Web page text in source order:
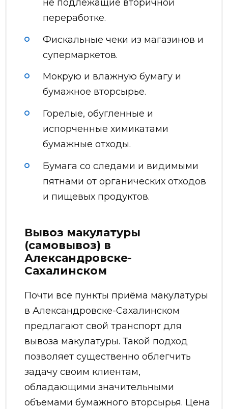
не подлежащие вторичной
переработке.
Фискальные чеки из магазинов и
супермаркетов.
Мокрую и влажную бумагу и
бумажное вторсырье.
Горелые, обугленные и
испорченные химикатами
бумажные отходы.
Бумага со следами и видимыми
пятнами от органических отходов
и пищевых продуктов.
Вывоз макулатуры
(самовывоз) в
Александровске-
Сахалинском
Почти все пункты приёма макулатуры
в Александровске-Сахалинском
предлагают свой транспорт для
вывоза макулатуры. Такой подход
позволяет существенно облегчить
задачу своим клиентам,
обладающими значительными
объемами бумажного вторсырья. Цена